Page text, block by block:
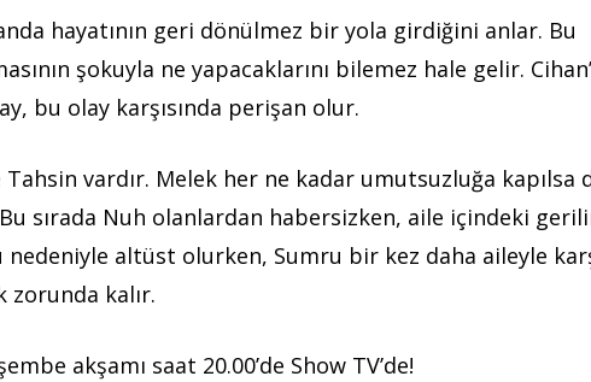
hayatının geri dönülmez bir yola girdiğini anlar. Bu
şokuyla ne yapacaklarını bilemez hale gelir.
bu olay karşısında perişan olur.
vardır. Melek her ne kadar umutsuzluğa kapılsa
sırada Nuh olanlardan habersizken, aile içindeki
nedeniyle altüst olurken, Sumru bir kez daha aileyle
zorunda kalır.
akşamı saat 20.00’de Show TV’de!